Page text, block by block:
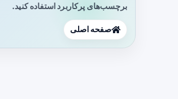
برچسب‌های پرکاربرد استفاده کنید.
صفحه اصلی